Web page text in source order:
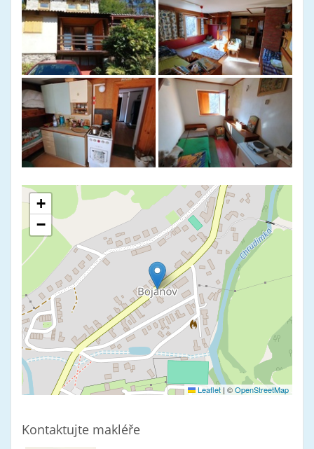
+
−
Leaflet | ©OpenStreetMap
Kontaktujte makléře